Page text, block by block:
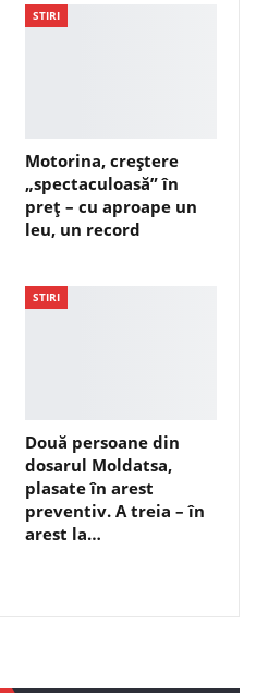
STIRI
Motorina, creștere
„spectaculoasă” în
preț – cu aproape un
leu, un record
STIRI
Două persoane din
dosarul Moldatsa,
plasate în arest
preventiv. A treia – în
arest la…